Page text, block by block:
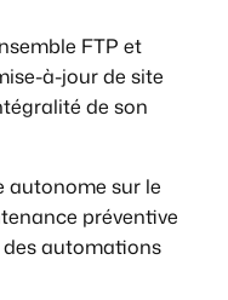
FTP et
à-jour de site
de son
autonome sur le
préventive
automations